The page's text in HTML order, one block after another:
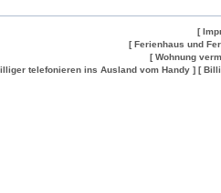
[
[ Ferienhaus und
[ Wohnung
telefonieren ins Ausland vom Handy ] [